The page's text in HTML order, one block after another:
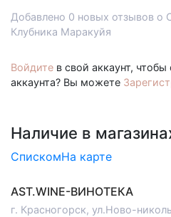
Добавлено 0 новых отзывов о
Клубника Маракуйя
Войдите в свой аккаунт,
аккаунта? Вы можете
Наличие в
СпискомНа карте
AST.WINE-ВИНОТЕКА
г. Красногорск, ул.Ново-